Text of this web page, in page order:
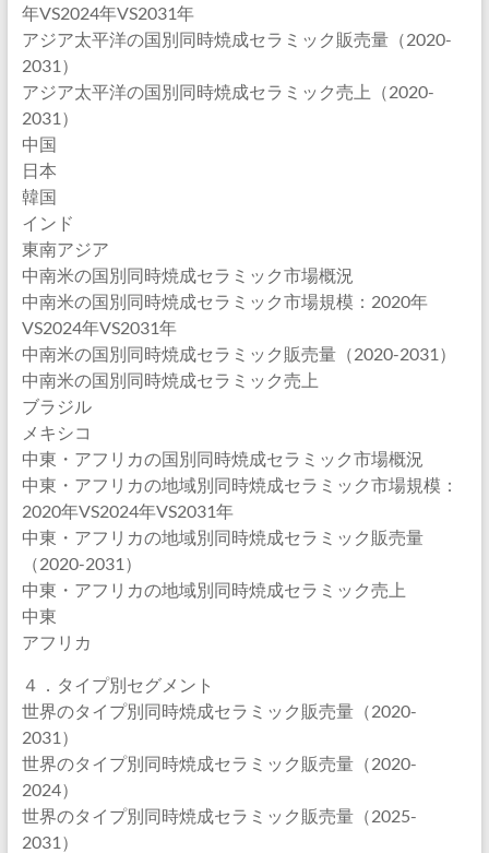
年VS2024年VS2031年
アジア太平洋の国別同時焼成セラミック販売量（2020-
2031）
アジア太平洋の国別同時焼成セラミック売上（2020-
2031）
中国
日本
韓国
インド
東南アジア
中南米の国別同時焼成セラミック市場概況
中南米の国別同時焼成セラミック市場規模：2020年
VS2024年VS2031年
中南米の国別同時焼成セラミック販売量（2020-2031）
中南米の国別同時焼成セラミック売上
ブラジル
メキシコ
中東・アフリカの国別同時焼成セラミック市場概況
中東・アフリカの地域別同時焼成セラミック市場規模：
2020年VS2024年VS2031年
中東・アフリカの地域別同時焼成セラミック販売量
（2020-2031）
中東・アフリカの地域別同時焼成セラミック売上
中東
アフリカ
４．タイプ別セグメント
世界のタイプ別同時焼成セラミック販売量（2020-
2031）
世界のタイプ別同時焼成セラミック販売量（2020-
2024）
世界のタイプ別同時焼成セラミック販売量（2025-
2031）